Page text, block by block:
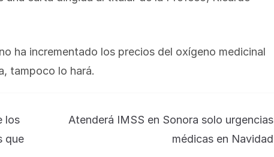
ha incrementado los precios del oxígeno medicinal
tampoco lo hará.
los
que
Atenderá IMSS en Sonora solo urgencias
médicas en Navidad